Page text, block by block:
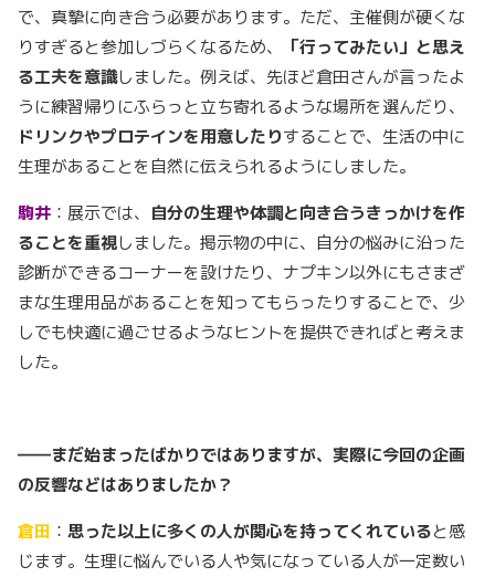
で、真摯に向き合う必要があります。ただ、主催側が硬くな
りすぎると参加しづらくなるため、
「行ってみたい」と思え
る工夫を意識しました。例えば、先ほど倉田さんが言ったよ
うに練習帰りにふらっと立ち寄れるような場所を選んだり、
ドリンクやプロテインを用意したりすることで、生活の中に
生理があることを自然に伝えられるようにしました。
駒井 ：展示では、 自分の生理や体調と向き合うきっかけを作
ることを重視しました。掲示物の中に、自分の悩みに沿った
診断ができるコーナーを設けたり、ナプキン以外にもさまざ
まな生理用品があることを知ってもらったりすることで、少
しでも快適に過ごせるようなヒントを提供できればと考えま
した。
――まだ始まったばかりではありますが、実際に今回の企画
の反響などはありましたか？
倉田 ： 思った以上に多くの人が関心を持ってくれていると感
じます。生理に悩んでいる人や気になっている人が一定数い